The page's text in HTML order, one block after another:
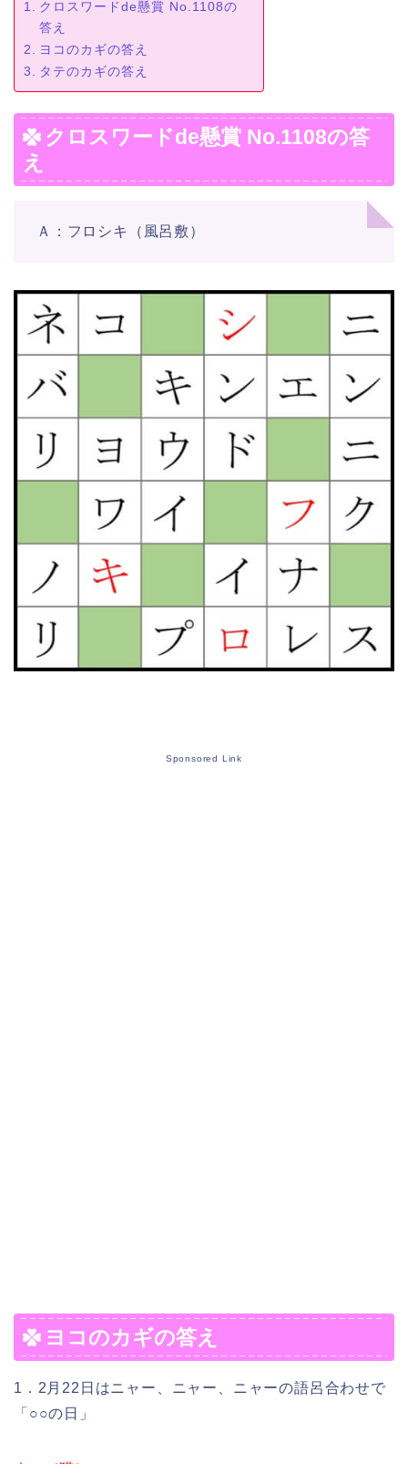
クロスワードde懸賞 No.1108の
答え
ヨコのカギの答え
タテのカギの答え
クロスワードde懸賞 No.1108の答
え
Ａ：フロシキ（風呂敷）
Sponsored Link
ヨコのカギの答え
1．2月22日はニャー、ニャー、ニャーの語呂合わせで
「○○の日」